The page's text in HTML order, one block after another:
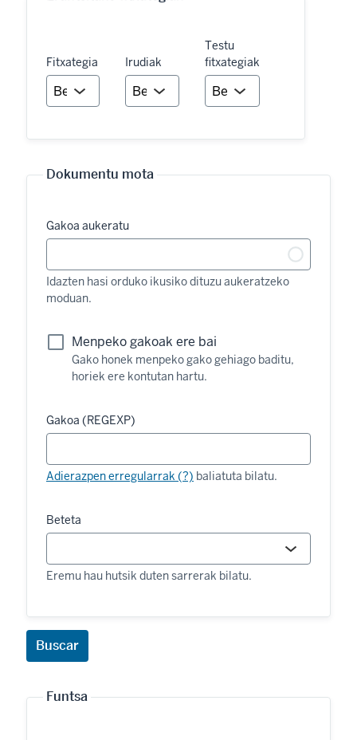
Fitxategia Irudiak
Testu
fitxategiak
Dokumentu mota
Gakoa aukeratu
Idazten hasi orduko ikusiko dituzu aukeratzeko
moduan.
Menpeko gakoak ere bai
Gako honek menpeko gako gehiago baditu,
horiek ere kontutan hartu.
Gakoa (REGEXP)
Adierazpen erregularrak (?) baliatuta bilatu.
Beteta
Eremu hau hutsik duten sarrerak bilatu.
Funtsa